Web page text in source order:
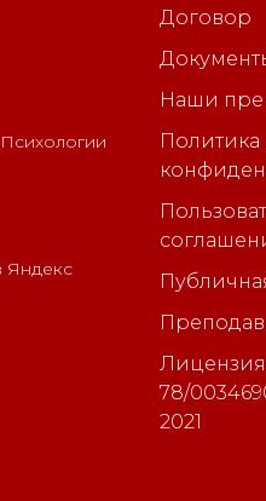
Яндекс
Договор
Наши
Политика
78/
2021